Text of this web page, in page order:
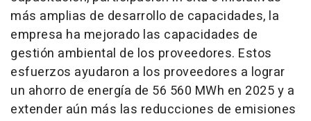
más amplias de desarrollo de capacidades, la
empresa ha mejorado las capacidades de
gestión ambiental de los proveedores. Estos
esfuerzos ayudaron a los proveedores a lograr
un ahorro de energía de 56 560 MWh en 2025 y a
extender aún más las reducciones de emisiones